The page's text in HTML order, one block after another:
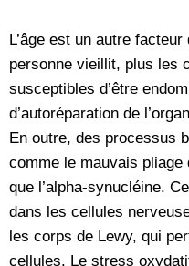
L’âge est un autre
personne vieillit, plus les
susceptibles d’être
d’autoréparation de
En outre, des processus
comme le mauvais
que l’alpha-synucléine.
dans les cellules
les corps de Lewy, qui
cellules. Le stress